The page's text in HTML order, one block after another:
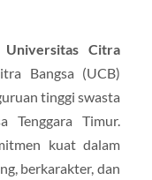
Universitas Citra
Bangsa (UCB)
tinggi swasta
Tenggara Timur.
kuat dalam
berkarakter, dan